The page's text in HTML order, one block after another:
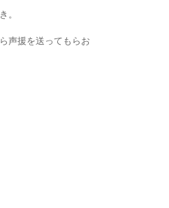
。
声援を送ってもらお